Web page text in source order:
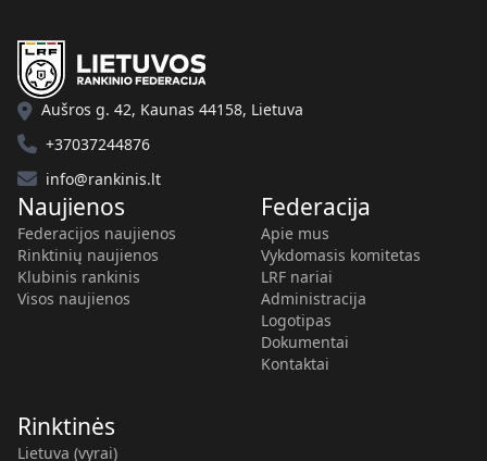
Aušros g. 42, Kaunas 44158, Lietuva
+37037244876
info@rankinis.lt
Naujienos
Federacijos naujienos
Rinktinių naujienos
Klubinis rankinis
Visos naujienos
Federacija
Apie mus
Vykdomasis komitetas
LRF nariai
Administracija
Logotipas
Dokumentai
Kontaktai
Rinktinės
Lietuva (vyrai)